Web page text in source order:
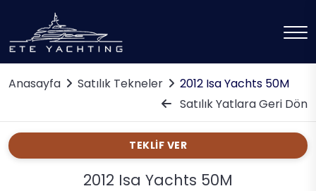
Anasayfa Satılık Tekneler
2012 Isa Yachts 50M
Satılık Yatlara Geri Dön
TEKLİF VER
2012 Isa Yachts 50M